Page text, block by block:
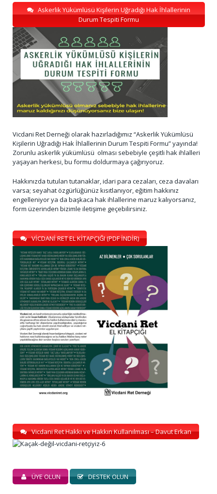
Askerlik Yükümlüsü Kişilerin Uğradığı Hak İhlallerinin
Durum Tespiti Formu
Vicdani Ret Derneği olarak hazırladığımız “Askerlik Yükümlüsü
Kişilerin Uğradığı Hak İhlallerinin Durum Tespiti Formu” yayında!
Zorunlu askerlik yükümlüsü olması sebebiyle çeşitli hak ihlalleri
yaşayan herkesi, bu formu doldurmaya çağırıyoruz.
Hakkınızda tutulan tutanaklar, idari para cezaları, ceza davaları
varsa; seyahat özgürlüğünüz kısıtlanıyor, eğitim hakkınız
engelleniyor ya da başkaca hak ihlallerine maruz kalıyorsanız,
form üzerinden bizimle iletişime geçebilirsiniz.
VİCDANİ RET EL KİTAPÇIĞI (PDF İNDİR)
Vicdani Ret Hakkı ve Hakkın Kullanılması – Davut Erkan
ÜYE OLUN DESTEK OLUN